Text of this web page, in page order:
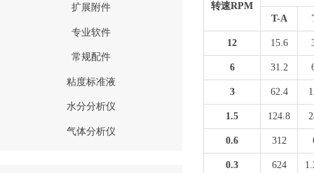
转速RPM
T-A
12 15.6
6 31.2
3 62.4
1.5 124.8
0.6 312
0.3 624
扩展附件
专业软件
常规配件
粘度标准液
水分分析仪
气体分析仪